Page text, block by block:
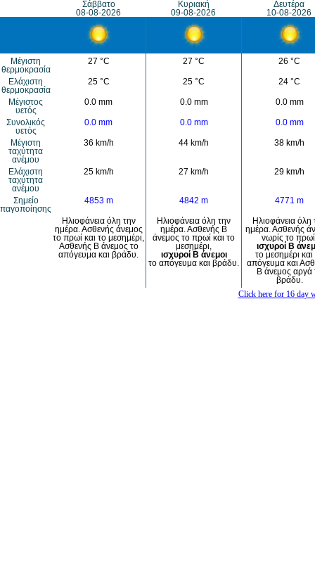
Σάββατο
08-08-2026
Κυριακή
09-08-2026
Δευτέρα
10-08-2026
Μέγιστη
θερμοκρασία
27 °C 27 °C 26 °C
Eλάχιστη
θερμοκρασία
25 °C 25 °C 24 °C
Μέγιστος
υετός
0.0 mm 0.0 mm 0.0 mm
Συνολικός
υετός
0.0 mm 0.0 mm 0.0 mm
Mέγιστη
ταχύτητα
ανέμου
36 km/h 44 km/h 38 km/h
Eλάχιστη
ταχύτητα
ανέμου
25 km/h 27 km/h 29 km/h
Σημείο
παγοποίησης
4853 m 4842 m 4771 m
Ηλιοφάνεια όλη την
ημέρα. Ασθενής άνεμος
το πρωί και το μεσημέρι,
Ασθενής Β άνεμος το
απόγευμα και βράδυ.
Ηλιοφάνεια όλη την
ημέρα. Ασθενής Β
άνεμος το πρωί και το
μεσημέρι,
ισχυροί Β άνεμοι
το απόγευμα και βράδυ.
Ηλιοφάνεια όλη
ημέρα. Ασθενής
νωρίς το
ισχυροί Β
το μεσημέρι και
απόγευμα και
Β άνεμος αργά
βράδυ.
Click here for 16 day